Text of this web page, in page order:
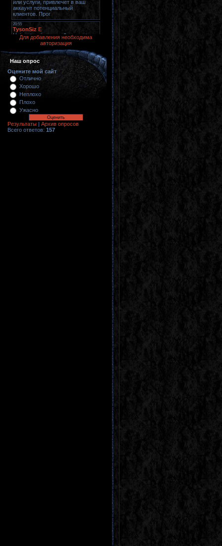
Для добавления необходима
авторизация
Наш опрос
Оцените мой сайт
Отлично
Хорошо
Неплохо
Плохо
Ужасно
Результаты | Архив опросов
Всего ответов: 157